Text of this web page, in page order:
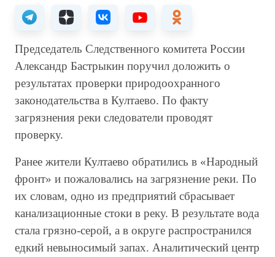
Председатель Следственного комитета России
Александр Бастрыкин поручил доложить о
результатах проверки природоохранного
законодательства в Култаево. По факту
загрязнения реки следователи проводят
проверку.
Ранее жители Култаево обратились в «Народный
фронт» и пожаловались на загрязнение реки. По
их словам, одно из предприятий сбрасывает
канализационные стоки в реку. В результате вода
стала грязно-серой, а в округе распространился
едкий невыносимый запах. Аналитический центр